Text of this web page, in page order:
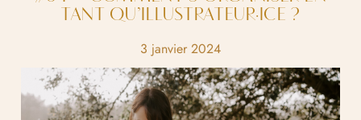
TANT QU’ILLUSTRATEUR·ICE ?
3 janvier 2024